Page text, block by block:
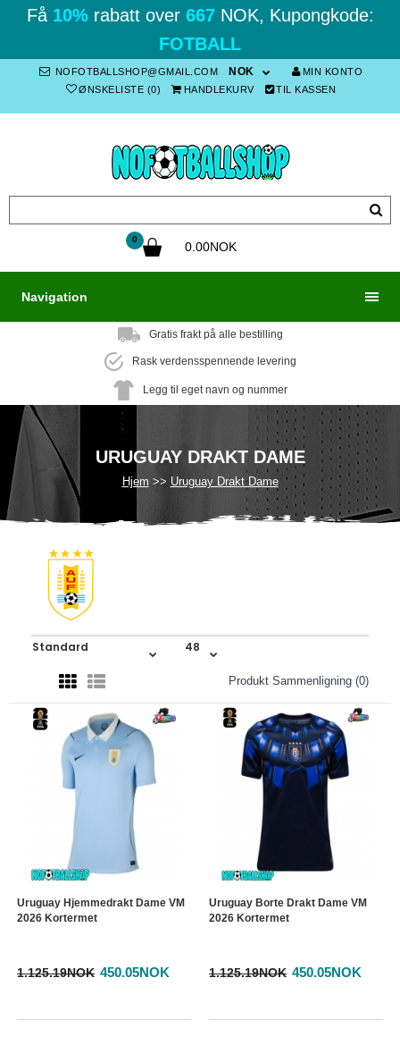
Få 10%rabatt over 667NOK, Kupongkode:
FOTBALL
NOFOTBALLSHOP@GMAIL.COM NOK
MIN KONTO
ØNSKELISTE (0)
HANDLEKURV TIL KASSEN
0
0.00NOK
Navigation
Gratis frakt på alle bestilling
Rask verdensspennende levering
Legg til eget navn og nummer
URUGUAY DRAKT DAME
Hjem Uruguay Drakt Dame
Produkt Sammenligning (0)
Uruguay Hjemmedrakt Dame VM
2026 Kortermet
1.125.19NOK 450.05NOK
Uruguay Borte Drakt Dame VM
2026 Kortermet
1.125.19NOK 450.05NOK